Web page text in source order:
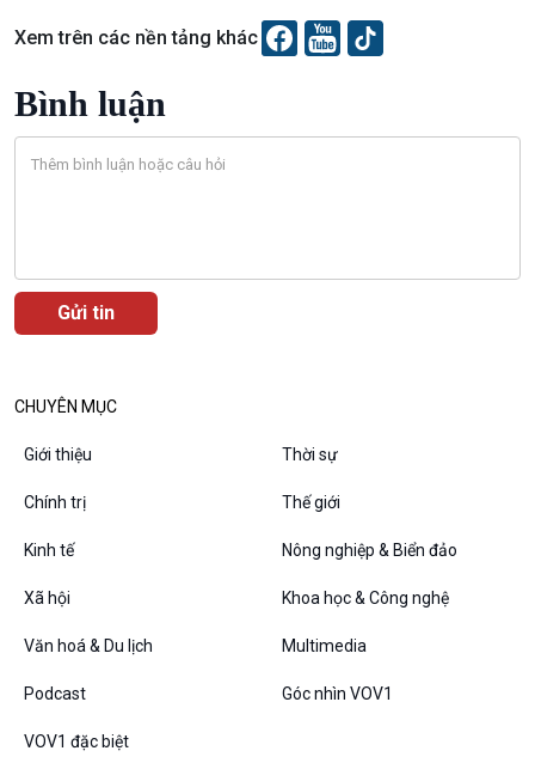
Chân dung cuộc sống
Các chương trình đặc biệt
Xem trên các nền tảng khác
Bình luận
CHUYÊN MỤC
Giới thiệu Thời sự
Chính trị Thế giới
Kinh tế Nông nghiệp & Biển đảo
Xã hội Khoa học & Công nghệ
Văn hoá & Du lịch Multimedia
Podcast Góc nhìn VOV1
VOV1 đặc biệt